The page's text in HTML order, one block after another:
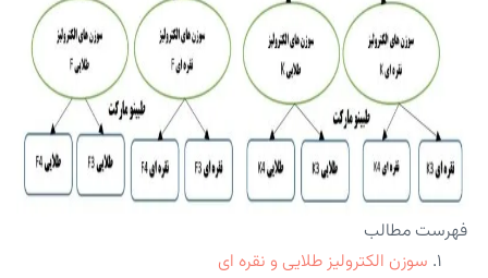
فهرست مطالب
سوزن الکترولیز طلایی و نقره ای